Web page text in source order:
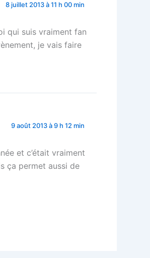
8 juillet 2013 à 11 h 00 min
qui suis vraiment fan
je vais faire
9 août 2013 à 9 h 12 min
et c’était vraiment
ça permet aussi de